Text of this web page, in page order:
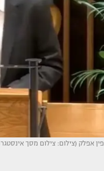
פין אפלק (צילום: צילום מסך